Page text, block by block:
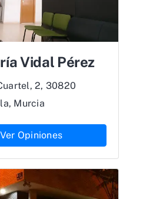
Vidal Pérez
2, 30820
Murcia
Ver Opiniones